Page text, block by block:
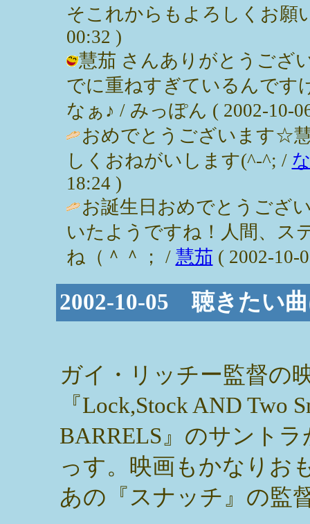
そこれからもよろしくお願
00:32 )
慧茄 さんありがとうござ
でに重ねすぎているんです
なぁ♪ / みっぽん ( 2002-10-
おめでとうございます☆
しくおねがいします(^-^; /
18:24 )
お誕生日おめでとうござ
いたようですね！人間、ス
ね（＾＾； / 慧茄 ( 2002-10-
2002-10-05 聴きたい
ガイ・リッチー監督の
『Lock,Stock AND Two
BARRELS』のサント
っす。映画もかなりお
あの『スナッチ』の監